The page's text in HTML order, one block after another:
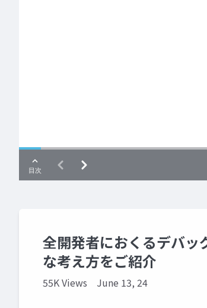
全開発者におくるデバ
な考え方をご紹介
55K Views June 13, 24